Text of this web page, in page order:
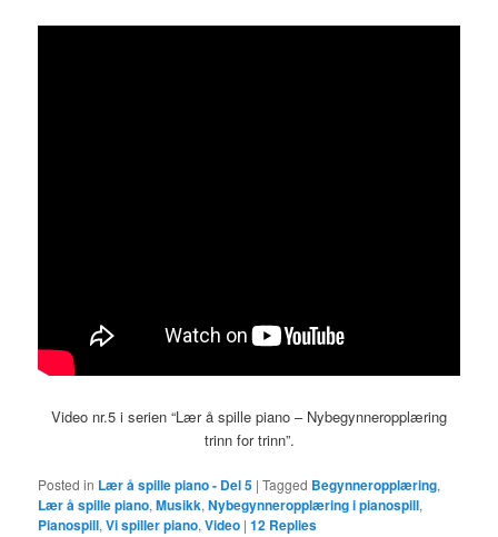
Video nr.5 i serien “Lær å spille piano – Nybegynneropplæring
trinn for trinn”.
Posted in Lær å spille piano - Del 5 |Tagged Begynneropplæring,
Lær å spille piano,Musikk,Nybegynneropplæring i pianospill,
Pianospill,Vi spiller piano,Video |12 Replies